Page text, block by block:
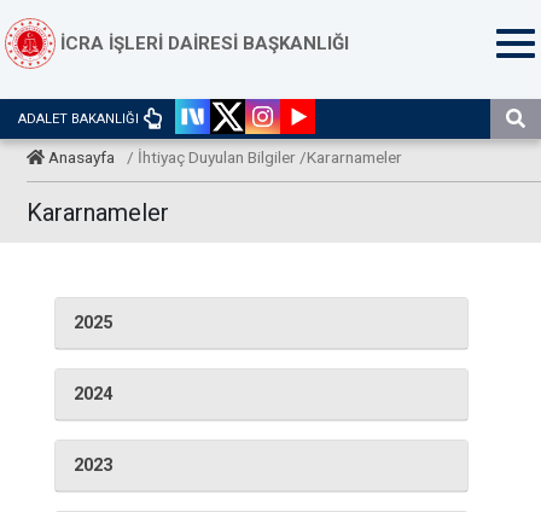
İCRA İŞLERİ DAİRESİ BAŞKANLIĞI
ADALET BAKANLIĞI
Anasayfa / İhtiyaç Duyulan Bilgiler /Kararnameler
Kararnameler
2025
2024
2023